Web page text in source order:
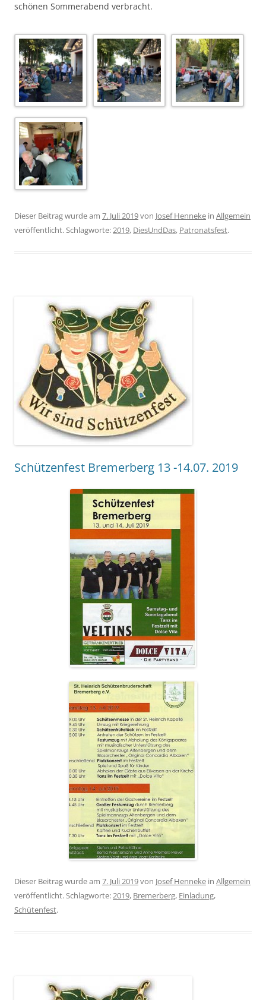
schönen Sommerabend verbracht.
Dieser Beitrag wurde am 7. Juli 2019von Josef Henneke in Allgemein
veröffentlicht. Schlagworte:2019, DiesUndDas, Patronatsfest.
Schützenfest Bremerberg 13 -14.07. 2019
Dieser Beitrag wurde am 7. Juli 2019von Josef Henneke in Allgemein
veröffentlicht. Schlagworte:2019, Bremerberg, Einladung,
Schütenfest.